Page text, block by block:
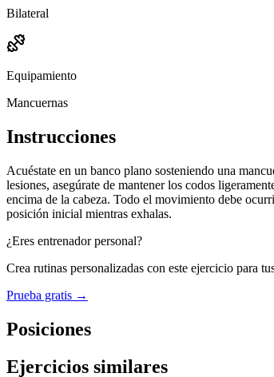
Bilateral
Equipamiento
Mancuernas
Instrucciones
Acuéstate en un banco plano sosteniendo una
lesiones, asegúrate de mantener los codos
encima de la cabeza. Todo el movimiento debe
posición inicial mientras exhalas.
¿Eres entrenador personal?
Crea rutinas personalizadas con este ejercicio para
Prueba gratis →
Posiciones
Ejercicios similares